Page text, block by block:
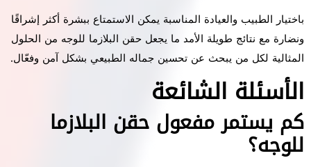
باختيار الطبيب والعيادة المناسبة يمكن الاستمتاع ببشرة أكثر إشراقًا
ونضارة مع نتائج طويلة الأمد ما يجعل حقن البلازما للوجه من الحلول
المثالية لكل من يبحث عن تحسين جماله الطبيعي بشكل آمن وفعّال.
الأسئلة الشائعة
كم يستمر مفعول حقن البلازما
للوجه؟